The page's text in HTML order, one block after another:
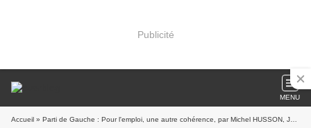
Publicité
MENU
Accueil » Parti de Gauche : Pour l'emploi, une autre cohérence, par Michel HUSSON, Jacques GENEREUX,Claude DEBONS, etc.